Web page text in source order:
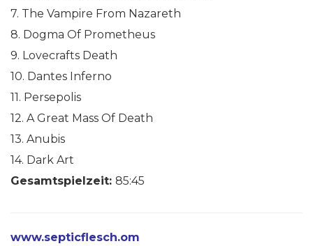
7. The Vampire From Nazareth
8. Dogma Of Prometheus
9. Lovecrafts Death
10. Dantes Inferno
11. Persepolis
12. A Great Mass Of Death
13. Anubis
14. Dark Art
Gesamtspielzeit: 85:45
www.septicflesch.om